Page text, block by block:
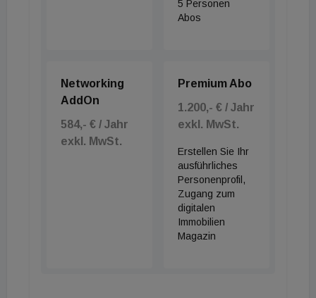
5 Personen
Abos
Networking
AddOn
584,- € / Jahr
exkl. MwSt.
Premium Abo
1.200,- € / Jahr
exkl. MwSt.
Erstellen Sie Ihr
ausführliches
Personenprofil,
Zugang zum
digitalen
Immobilien
Magazin